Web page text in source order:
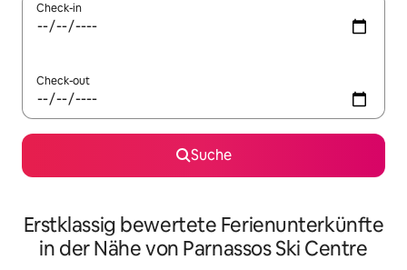
Check-in
Check-out
Suche
Erstklassig bewertete Ferienunterkünfte
in der Nähe von Parnassos Ski Centre